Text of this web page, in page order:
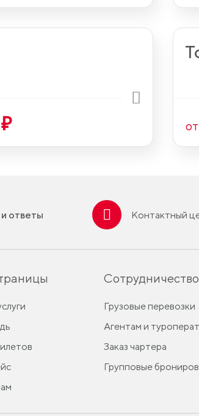
от
ответы Контактный
Сотрудничество
Грузовые перевозки
Агентам и
Заказ чартера
Групповые